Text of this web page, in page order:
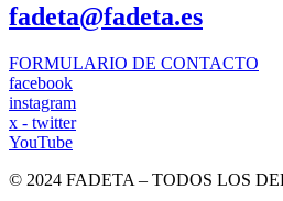
fadeta@fadeta.es
FORMULARIO DE CONTACTO
facebook
instagram
x - twitter
YouTube
© 2024 FADETA – TODOS LOS